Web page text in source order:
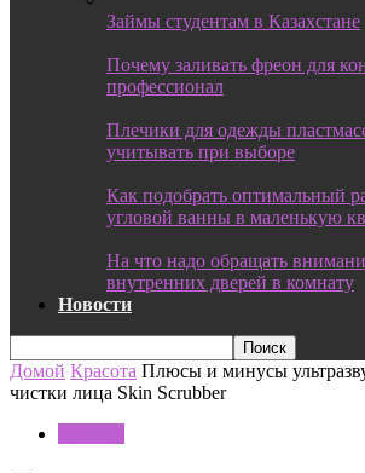
Займы студентам в Казахстане
Почему заливать фреон для
профессионал
Плечики для одежды
учитывать при выборе
Как подобрать оптимальный
угловой ванны в маленькую
На что надо обращать
внутренних дверей в комнату
Новости
Домой Красота Плюсы и минусы
чистки лица Skin Scrubber